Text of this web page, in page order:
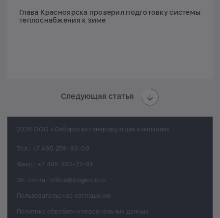
Глава Красноярска проверил подготовку системы
теплоснабжения к зиме
Следующая статья
2026 ООО «Сибирская генерирующая компания»
Тел.: +7 495 258-83-00
Факс.: +7 495 363-27-81
Эл. почта.: office@sibgenco.ru
Пользовательское соглашение
Политика обработки персональных данных